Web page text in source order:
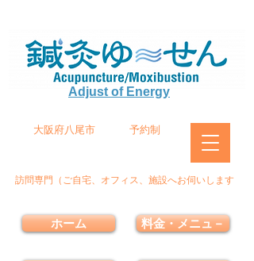
Adjust of Energy
大阪府八尾市 予約制
訪問専門（ご自宅、オフィス、施設へお伺いします
ホーム 料金・メニュ－